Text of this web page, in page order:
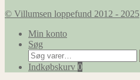
© Villumsen loppefund 2012 - 2025
Min konto
Søg
Søg
efter:
Indkøbskurv 0